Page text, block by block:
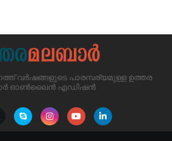
വർഷങ്ങളുടെ പാരമ്പര്യമുള്ള ഉത്തര
ഓൺലൈൻ എഡിഷൻ